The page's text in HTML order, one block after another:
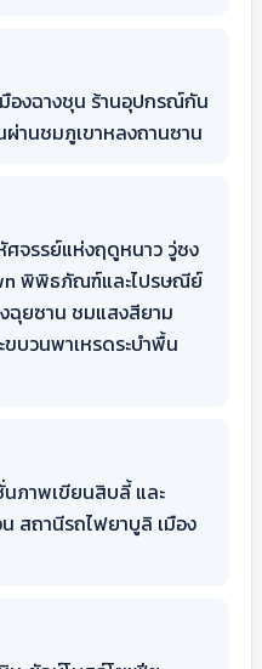
องฉางชุน ร้านอุปกรณ์กัน
ผ่านชมภูเขาหลงถานซาน
จรรย์แห่งฤดูหนาว วู่ซง
พิพิธภัณฑ์และไปรษณีย์
ฉุยซาน ชมแสงสียาม
บวนพาเหรดระบำพื้น
ภาพเขียนสิบลี้ และ
น สถานีรถไฟยาบูลิ เมือง